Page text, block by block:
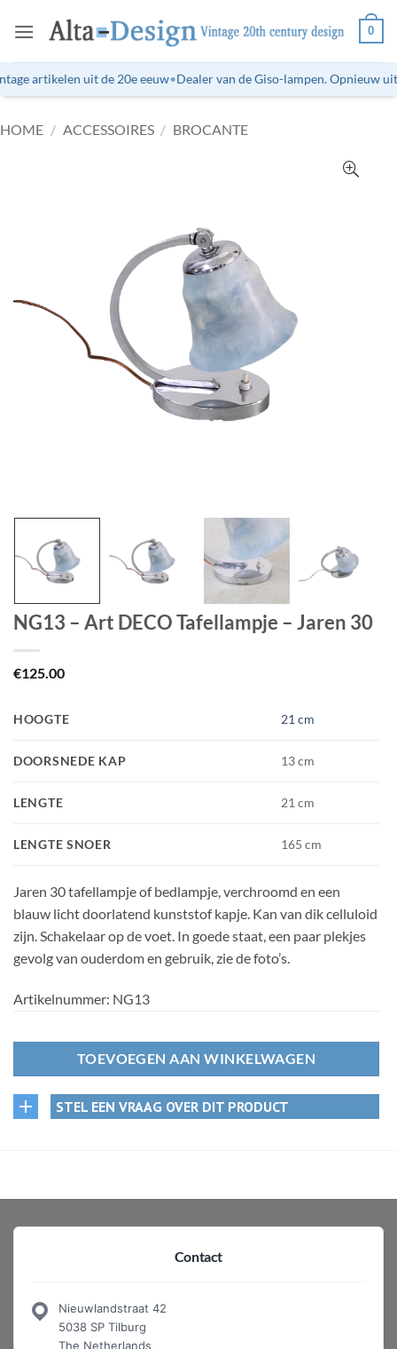
naar
0
artikelen uit de 20e eeuw•Dealer van de Giso-lampen. Opnieuw
HOME / ACCESSOIRES / BROCANTE
NG13 – Art DECO Tafellampje – Jaren 30
€125.00
HOOGTE 21 cm
DOORSNEDE KAP 13 cm
LENGTE 21 cm
LENGTE SNOER 165 cm
Jaren 30 tafellampje of bedlampje, verchroomd en een
blauw licht doorlatend kunststof kapje. Kan van dik celluloid
zijn. Schakelaar op de voet. In goede staat, een paar plekjes
gevolg van ouderdom en gebruik, zie de foto’s.
Artikelnummer: NG13
TOEVOEGEN AAN WINKELWAGEN
STEL EEN VRAAG OVER DIT PRODUCT
Contact
Nieuwlandstraat 42
5038 SP Tilburg
The Netherlands